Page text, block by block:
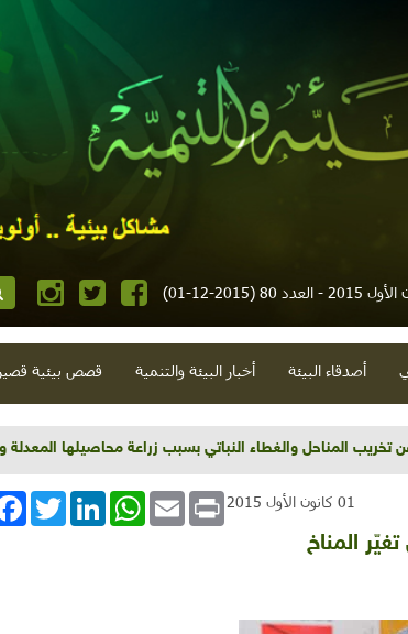
- العدد 80 (2015-12-01)
أصدقاء البيئة أخبار البيئة والتنمية قصص بيئية
المناحل والغطاء النباتي بسبب زراعة محاصيلها المعدلة
TwitterLinkedInWhatsApp Email Print 01 كانون الأول 2015